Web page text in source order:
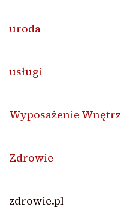
uroda
usługi
Wyposażenie Wnętrz
Zdrowie
zdrowie.pl